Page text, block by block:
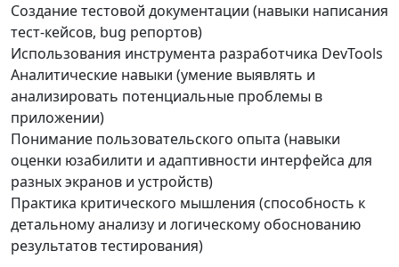
Создание тестовой документации (навыки написания
тест-кейсов, bug репортов)
Использования инструмента разработчика DevTools
Аналитические навыки (умение выявлять и
анализировать потенциальные проблемы в
приложении)
Понимание пользовательского опыта (навыки
оценки юзабилити и адаптивности интерфейса для
разных экранов и устройств)
Практика критического мышления (способность к
детальному анализу и логическому обоснованию
результатов тестирования)